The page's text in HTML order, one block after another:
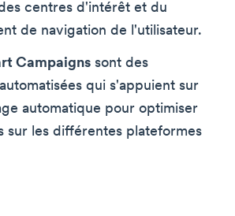
centres d'intérêt et du
de navigation de l'utilisateur.
Campaigns sont des
qui s'appuient sur
automatique pour optimiser
sur les différentes plateformes